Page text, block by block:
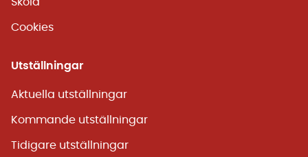
Cookies
Utställningar
Aktuella utställningar
Kommande utställningar
Tidigare utställningar